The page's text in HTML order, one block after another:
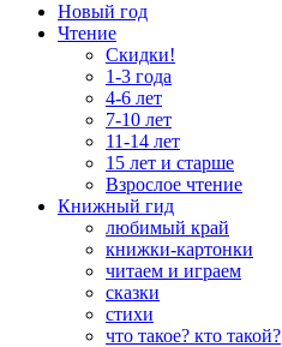
Новый год
Чтение
Скидки!
1-3 года
4-6 лет
7-10 лет
11-14 лет
15 лет и старше
Взрослое чтение
Книжный гид
любимый край
книжки-картонки
читаем и играем
сказки
стихи
что такое? кто такой?